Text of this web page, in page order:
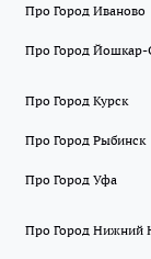
Про Город Иваново
Про Город Йошкар-
Про Город Курск
Про Город Рыбинск
Про Город Уфа
Про Город Нижний